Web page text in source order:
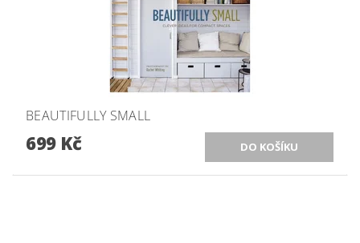
BEAUTIFULLY SMALL
699 Kč